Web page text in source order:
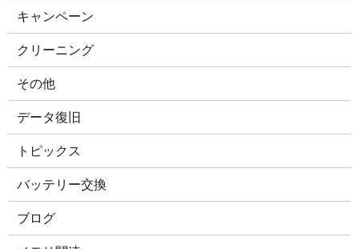
キャンペーン
クリーニング
その他
データ復旧
トピックス
バッテリー交換
ブログ